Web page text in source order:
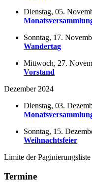
Dienstag, 05.
Sonntag, 17.
Wandertag
Mittwoch, 27.
Vorstand
Dezember 2024
Dienstag, 03.
Sonntag, 15.
Weihnachtsfeier
Limite der Paginierungsliste
Termine